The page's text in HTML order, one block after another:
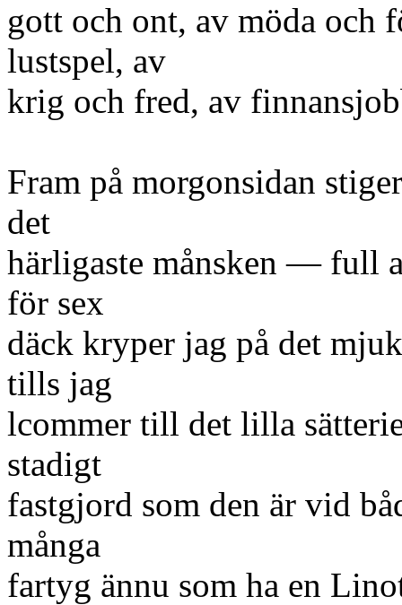
gott och ont, av möda och
lustspel, av
krig och fred, av
Fram på morgonsidan
det
härligaste månsken — full
för sex
däck kryper jag på det
tills jag
lcommer till det lilla
stadigt
fastgjord som den är vid
många
fartyg ännu som ha en